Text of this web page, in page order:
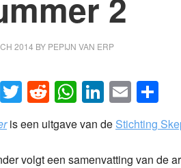
2014 BY PEPIJN VAN ERP
Facebook
Twitter
Reddit
WhatsApp
LinkedIn
Email
is een uitgave van de Stichting
volgt een samenvatting van de